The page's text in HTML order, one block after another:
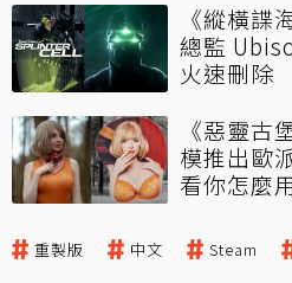
《縱橫諜
總監
火速刪除
《惡靈古
模推出歐
看你怎麼
重製版 中文 Steam